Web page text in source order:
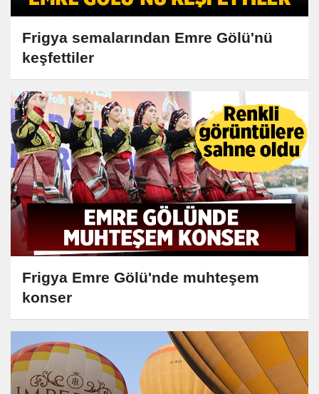
Frigya semalarından Emre Gölü'nü
keşfettiler
Frigya Emre Gölü'nde muhteşem
konser